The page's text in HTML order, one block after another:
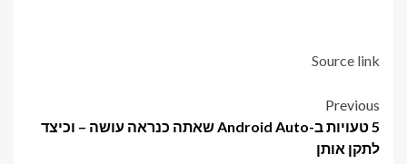
Source link
Post
navigation
Previous
5 טעויות ב-Android Auto שאתה כנראה עושה – וכיצד
לתקן אותן